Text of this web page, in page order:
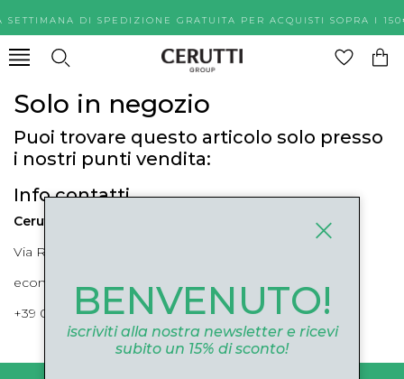
SETTIMANA DI SPEDIZIONE GRATUITA PER ACQUISTI
Solo in negozio
Puoi trovare questo articolo solo presso
i nostri punti vendita:
Info contatti
Cerutti Boutique
Via Roma, 52 Cuneo 12100 Cuneo
ecommerce@ceruttigroup.com
+39 0171694239BENVENUTO!
iscriviti alla nostra newsletter e ricevi
subito un 15% di sconto!